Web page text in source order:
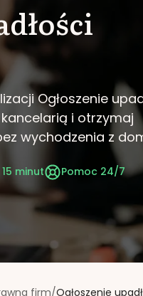
Ogłoszenie
i otrzymaj
wychodzenia z
minut Pomoc 24/7
firm/Ogłoszenie